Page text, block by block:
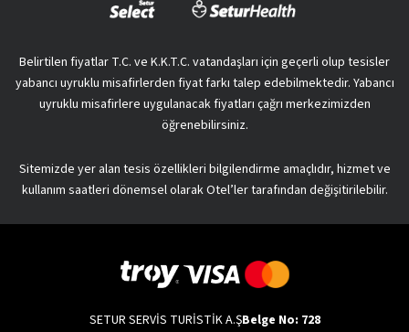
Belirtilen fiyatlar T.C. ve K.K.T.C. vatandaşları için geçerli olup tesisler
yabancı uyruklu misafirlerden fiyat farkı talep edebilmektedir. Yabancı
uyruklu misafirlere uygulanacak fiyatları çağrı merkezimizden
öğrenebilirsiniz.
Sitemizde yer alan tesis özellikleri bilgilendirme amaçlıdır, hizmet ve
kullanım saatleri dönemsel olarak Otel’ler tarafından değişitirilebilir.
SETUR SERVİS TURİSTİK A.ŞBelge No: 728